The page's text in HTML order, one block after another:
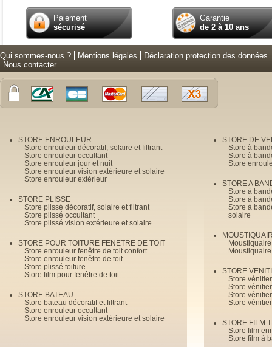
Paiement
sécurisé
Garantie
de 2 à 10 ans
Qui sommes-nous ? Mentions légales
Déclaration protection des données
Nous contacter
STORE ENROULEUR
Store enrouleur décoratif, solaire et filtrant
Store enrouleur occultant
Store enrouleur jour et nuit
Store enrouleur vision extérieure et solaire
Store enrouleur extérieur
STORE PLISSE
Store plissé décoratif, solaire et filtrant
Store plissé occultant
Store plissé vision extérieure et solaire
STORE POUR TOITURE FENETRE DE TOIT
Store enrouleur fenêtre de toit confort
Store enrouleur fenêtre de toit
Store plissé toiture
Store film pour fenêtre de toit
STORE BATEAU
Store bateau décoratif et filtrant
Store enrouleur occultant
Store enrouleur vision extérieure et solaire
STORE DE
Store à
Store à
Store
STORE A
Store à
Store à
Store à
solaire
STORE
Store
Store
Store
Store
STORE FILM
Store film
Store film à